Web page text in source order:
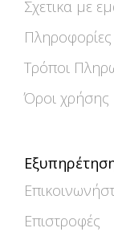
Σχετικα με
Τρόποι
Όροι χρήσης
Επιστροφές